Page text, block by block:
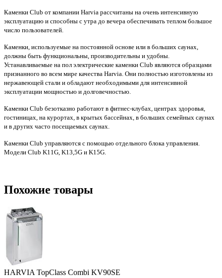
Каменки Club от компании Harvia рассчитаны на очень интенсивную
эксплуатацию и способны с утра до вечера обеспечивать теплом большое
число пользователей.
Каменки, используемые на постоянной основе или в больших саунах,
должны быть функциональны, производительны и удобны.
Устанавливаемые на пол электрические каменки Club являются образцами
признанного во всем мире качества Harvia. Они полностью изготовлены из
нержавеющей стали и обладают необходимыми для интенсивной
эксплуатации мощностью и долговечностью.
Каменки Club безотказно работают в фитнес-клубах, центрах здоровья,
гостиницах, на курортах, в крытых бассейнах, в больших семейных саунах
и в других часто посещаемых саунах.
Каменки Club управляются с помощью отдельного блока управления.
Модели Club K11G, K13,5G и K15G.
Похожие товары
HARVIA TopClass Combi KV90SE